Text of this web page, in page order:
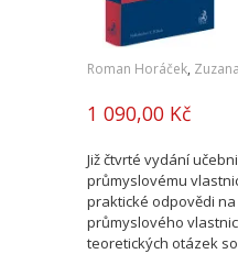
Roman Horáček,
1 090,00 Kč
Již čtvrté vydání
průmyslovému
praktické odpovědi
průmyslového
teoretických otázek